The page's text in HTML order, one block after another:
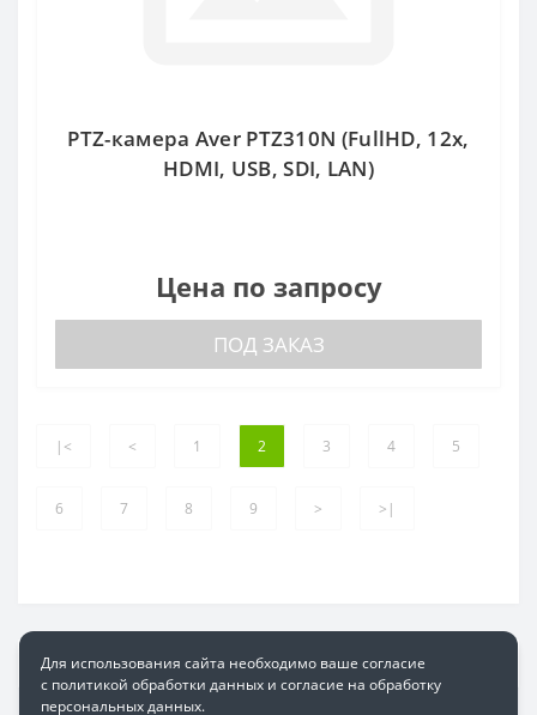
PTZ-камера Aver PTZ310N (FullHD, 12x,
HDMI, USB, SDI, LAN)
Цена по запросу
ПОД ЗАКАЗ
|< < 1 2 3 4 5
6 7 8 9 > >|
Для использования сайта необходимо ваше согласие
с политикой обработки данных и согласие на обработку
персональных данных.